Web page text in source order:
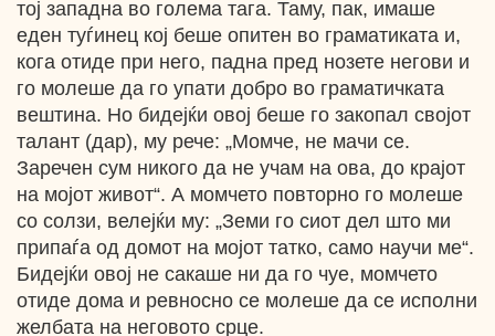
тој западна во голема тага. Таму, пак, имаше
еден туѓинец кој беше опитен во граматиката и,
кога отиде при него, падна пред нозете негови и
го молеше да го упати добро во граматичката
вештина. Но бидејќи овој беше го закопал својот
талант (дар), му рече: „Момче, не мачи се.
Заречен сум никого да не учам на ова, до крајот
на мојот живот“. А момчето повторно го молеше
со солзи, велејќи му: „Земи го сиот дел што ми
припаѓа од домот на мојот татко, само научи ме“.
Бидејќи овој не сакаше ни да го чуе, момчето
отиде дома и ревносно се молеше да се исполни
желбата на неговото срце.